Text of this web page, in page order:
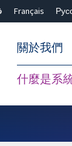
Français
關於我們
什麼是系